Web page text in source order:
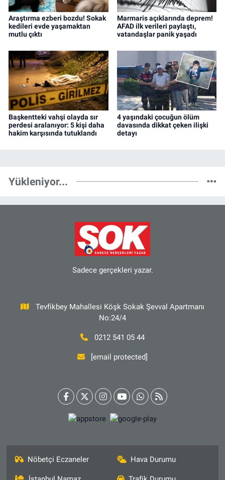
Araştırma ezberi bozdu! Sokak
kedileri evde yaşamaktan
mutlu çıktı
Marmaris açıklarında deprem!
AFAD ilk verileri paylaştı,
vatandaşlar panik yaşadı
Başkentteki vahşi olayda sır
perdesi aralanıyor: 5 kişi daha
hakim karşısında tutuklandı
4 yaşındaki çocuğun ölüm
davasında dikkat çeken ilişki
detayı
Yükleniyor...
Sadece gerçekleri yazar.
Tevfikbey Mahallesi Köşk Sokak Şevval Apartmanı
No:24/4
0212 541 05 44
[email protected]
Nöbetçi Eczaneler Hava Durumu